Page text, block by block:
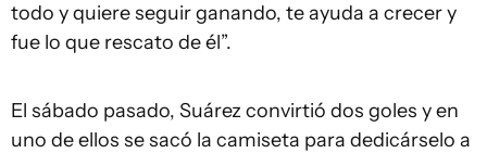
todo y quiere seguir ganando, te ayuda a crecer y
fue lo que rescato de él”.
El sábado pasado, Suárez convirtió dos goles y en
uno de ellos se sacó la camiseta para dedicárselo a